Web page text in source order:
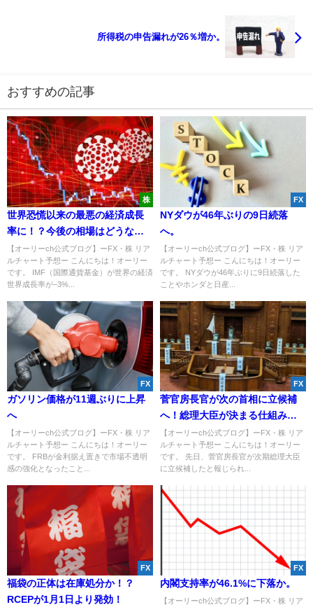
所得税の申告漏れが26％増か。
おすすめの記事
株
世界恐慌以来の最悪の経済成長
率に！？今後の相場はどうな
る？【株・商品先物】
【オーリーch公式ブログ】ーFX・株 リア
ルチャート予想ー こんにちは！オーリー
です。 IMF（国際通貨基金）が世界の経済
世界成長率が−3%...
FX
NYダウが46年ぶりの9日続落
へ。
【オーリーch公式ブログ】ーFX・株 リア
ルチャート予想ー こんにちは！オーリー
です。 NYダウが46年ぶりに9日続落した
ことやホンダと日産...
FX
ガソリン価格が11週ぶりに上昇
へ
【オーリーch公式ブログ】ーFX・株 リア
ルチャート予想ー こんにちは！オーリー
です。 FRBが金利据え置きで市場不透明
感の強化となったこと...
FX
菅官房長官が次の首相に立候補
へ！総理大臣が決まる仕組みを
解説！
【オーリーch公式ブログ】ーFX・株 リア
ルチャート予想ー こんにちは！オーリー
です。 先日、菅官房長官が次期総理大臣
に立候補したと報じられ...
FX
福袋の正体は在庫処分か！？
RCEPが1月1日より発効！
FX
内閣支持率が46.1%に下落か。
【オーリーch公式ブログ】ーFX・株 リア